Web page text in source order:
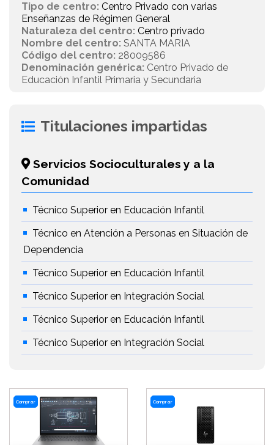
Tipo de centro: Centro Privado con varias
Enseñanzas de Régimen General
Naturaleza del centro: Centro privado
Nombre del centro: SANTA MARIA
Código del centro: 28009586
Denominación genérica: Centro Privado de
Educación Infantil Primaria y Secundaria
Titulaciones impartidas
Servicios Socioculturales y a la
Comunidad
Técnico Superior en Educación Infantil
Técnico en Atención a Personas en Situación de
Dependencia
Técnico Superior en Educación Infantil
Técnico Superior en Integración Social
Técnico Superior en Educación Infantil
Técnico Superior en Integración Social
Comprar Comprar